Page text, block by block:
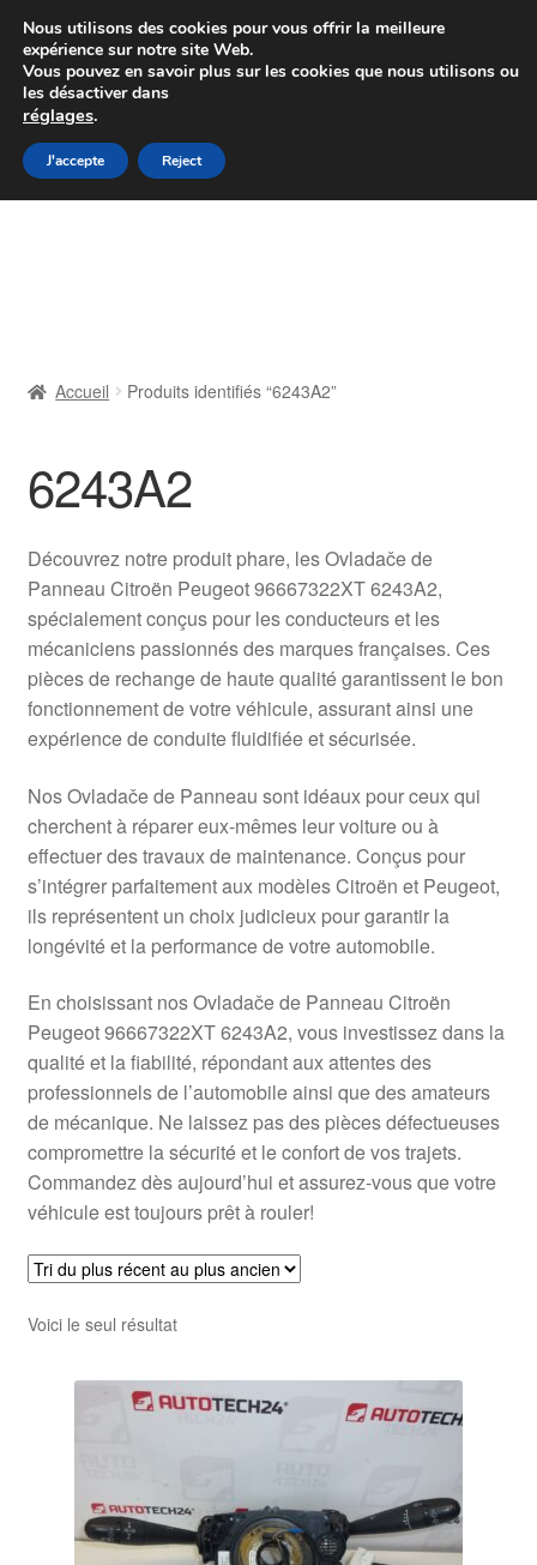
Colissimo livraison à partir de 7 EUR
Du lundi au vendredi de 9 h à 16 h
Aller
à
Aller
au
Livraison
Livraison internationale
Mon compte
Paiements
Panier
Plainte
Politique de confidentialité
Procédure de Réclamation
Termes et conditions
Accueil Produits identifiés “6243A2”
6243A2
Découvrez notre produit phare, les Ovladače de
Panneau Citroën Peugeot 96667322XT 6243A2,
spécialement conçus pour les conducteurs et les
mécaniciens passionnés des marques françaises. Ces
pièces de rechange de haute qualité garantissent le bon
fonctionnement de votre véhicule, assurant ainsi une
expérience de conduite fluidifiée et sécurisée.
Nos Ovladače de Panneau sont idéaux pour ceux qui
cherchent à réparer eux-mêmes leur voiture ou à
effectuer des travaux de maintenance. Conçus pour
s’intégrer parfaitement aux modèles Citroën et Peugeot,
ils représentent un choix judicieux pour garantir la
longévité et la performance de votre automobile.
En choisissant nos Ovladače de Panneau Citroën
Peugeot 96667322XT 6243A2, vous investissez dans la
qualité et la fiabilité, répondant aux attentes des
professionnels de l’automobile ainsi que des amateurs
de mécanique. Ne laissez pas des pièces défectueuses
compromettre la sécurité et le confort de vos trajets.
Commandez dès aujourd’hui et assurez-vous que votre
véhicule est toujours prêt à rouler!
Voici le seul résultat
Nous utilisons des cookies pour vous offrir la meilleure
expérience sur notre site Web.
Vous pouvez en savoir plus sur les cookies que nous utilisons ou
les désactiver dans
réglages.
J'accepte Reject